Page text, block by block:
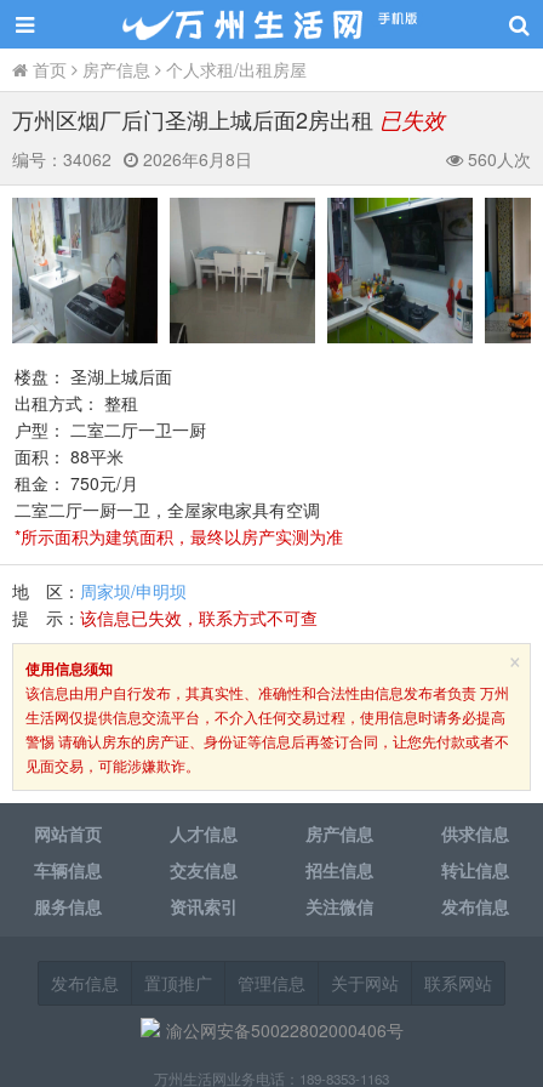
首页 房产信息 个人求租/出租房屋
万州区烟厂后门圣湖上城后面2房出租 已失效
编号： 34062 2026年6月8日 560人次
楼盘： 圣湖上城后面
出租方式： 整租
户型： 二室二厅一卫一厨
面积： 88平米
租金： 750元/月
二室二厅一厨一卫，全屋家电家具有空调
*所示面积为建筑面积，最终以房产实测为准
地 区： 周家坝/申明坝
提 示： 该信息已失效，联系方式不可查
×
使用信息须知
该信息由用户自行发布，其真实性、准确性和合法性由信息发布者负责 万州
生活网仅提供信息交流平台，不介入任何交易过程，使用信息时请务必提高
警惕 请确认房东的房产证、身份证等信息后再签订合同，让您先付款或者不
见面交易，可能涉嫌欺诈。
网站首页 人才信息 房产信息
供求信息
车辆信息
交友信息 招生信息
转让信息
服务信息
资讯索引 关注微信 发布信息
发布信息 置顶推广 管理信息 关于网站
联系网站
渝公网安备50022802000406号
万州生活网业务电话：189-8353-1163